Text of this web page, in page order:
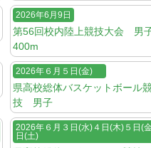
2026年6月9日
第56回校内陸上競技大会 男
400m
2026年６月５日(金)
県高校総体バスケットボール
技 男子
2026年６月３日(水)４日(木)５日(
日(土)